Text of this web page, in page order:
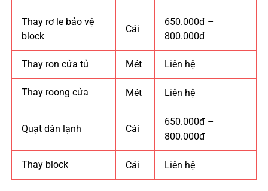
Thay rơ le bảo vệ
block
Cái
650.000đ –
800.000đ
Thay ron cửa tủ Mét Liên hệ
Thay roong cửa Mét Liên hệ
Quạt dàn lạnh Cái
650.000đ –
800.000đ
Thay block Cái Liên hệ